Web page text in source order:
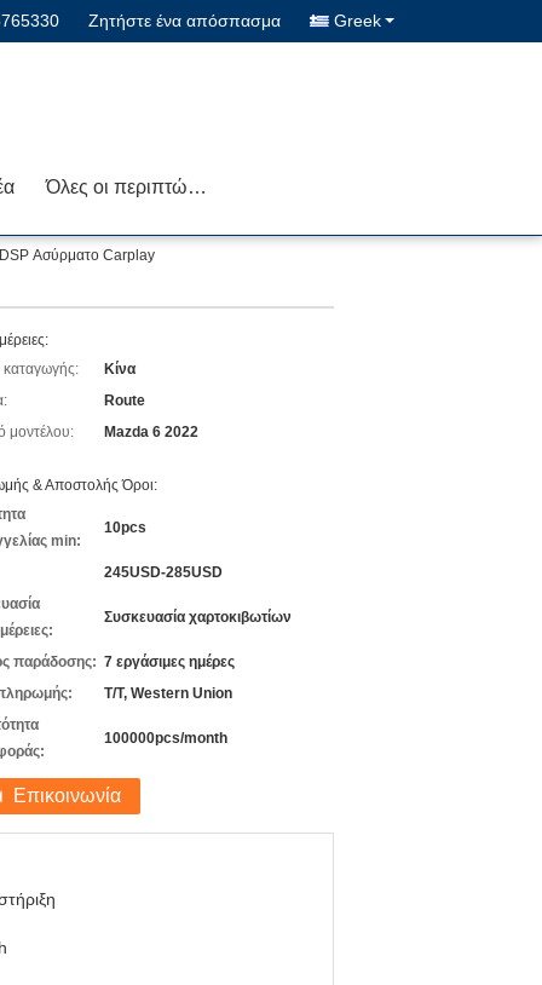
Ζητήστε ένα απόσπασμα Greek
Όλες οι περιπτώσεις
Ασύρματο Carplay
Κίνα
Route
μοντέλου:
Mazda 6 2022
& Αποστολής Όροι:
min:
10pcs
245USD-285USD
Συσκευασία χαρτοκιβωτίων
παράδοσης: 7 εργάσιμες ημέρες
T/T, Western Union
100000pcs/month
Επικοινωνία